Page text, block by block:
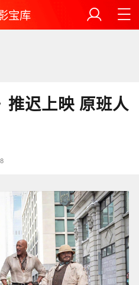
宝库
推迟上映 原班人